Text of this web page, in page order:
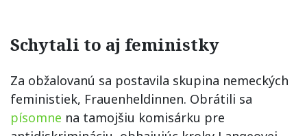
Schytali to aj feministky
Za obžalovanú sa postavila skupina nemeckých
feministiek, Frauenheldinnen. Obrátili sa
písomne na tamojšiu komisárku pre